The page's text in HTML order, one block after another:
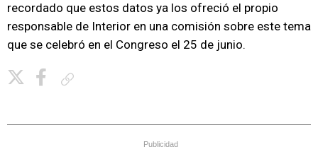
recordado que estos datos ya los ofreció el propio
responsable de Interior en una comisión sobre este tema
que se celebró en el Congreso el 25 de junio.
Publicidad